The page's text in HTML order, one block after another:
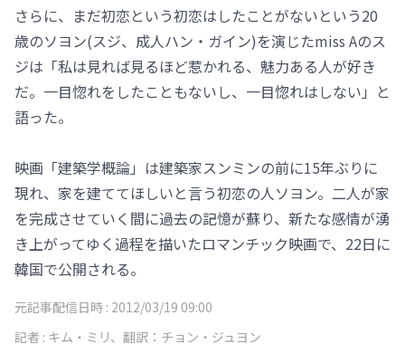
さらに、まだ初恋という初恋はしたことがないという20
歳のソヨン(スジ、成人ハン・ガイン)を演じたmiss Aのス
ジは「私は見れば見るほど惹かれる、魅力ある人が好き
だ。一目惚れをしたこともないし、一目惚れはしない」と
語った。
映画「建築学概論」は建築家スンミンの前に15年ぶりに
現れ、家を建ててほしいと言う初恋の人ソヨン。二人が家
を完成させていく間に過去の記憶が蘇り、新たな感情が湧
き上がってゆく過程を描いたロマンチック映画で、22日に
韓国で公開される。
元記事配信日時 : 2012/03/19 09:00
記者 : キム・ミリ、翻訳：チョン・ジュヨン